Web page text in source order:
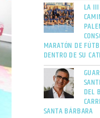
LA
MARATÓN DE
DENTRO DE SU
DEL
SANTA BÁRBARA